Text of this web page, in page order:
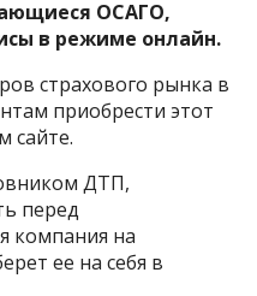
ОСАГО,
в режиме онлайн.
страхового рынка в
приобрести этот
сайте.
ДТП,
перед
компания на
ее на себя в